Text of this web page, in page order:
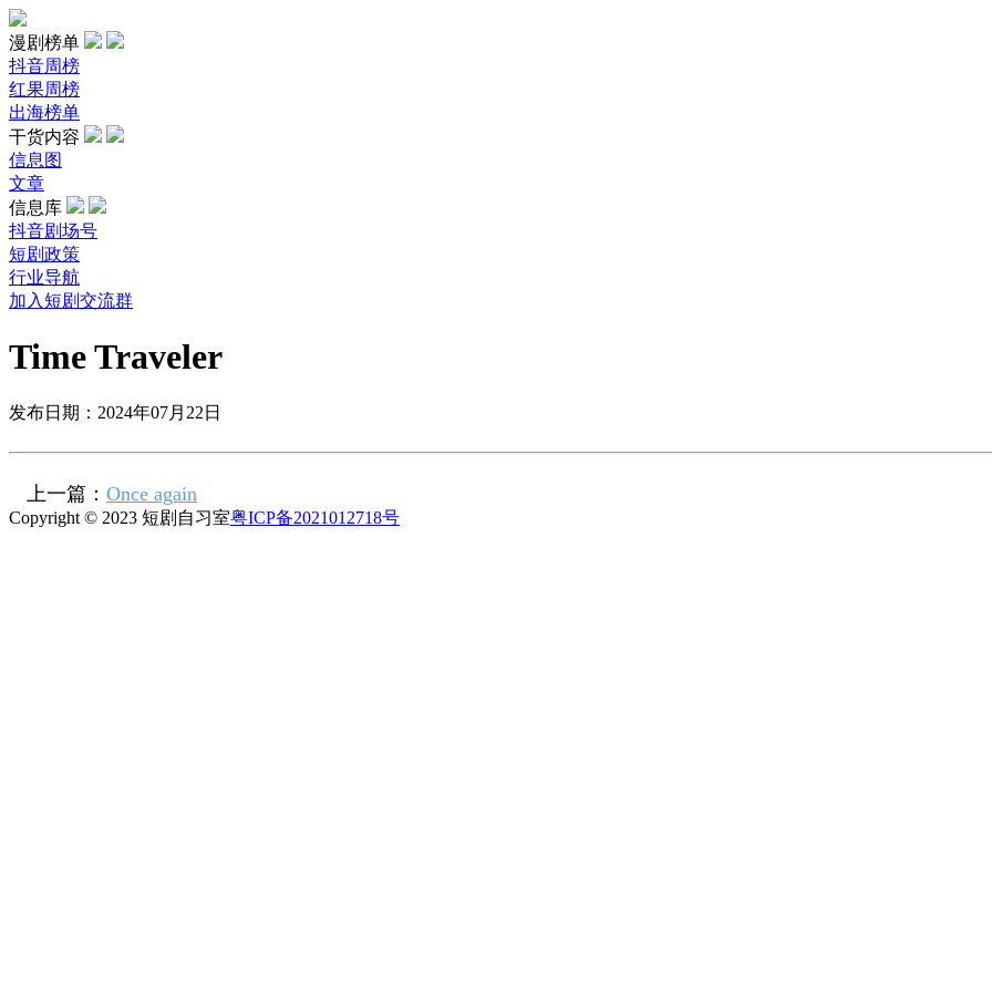
漫剧榜单
抖音周榜
红果周榜
出海榜单
干货内容
信息图
文章
信息库
抖音剧场号
短剧政策
行业导航
加入短剧交流群
Time Traveler
发布日期：2024年07月22日
上一篇： Once again
Copyright © 2023 短剧自习室粤ICP备2021012718号